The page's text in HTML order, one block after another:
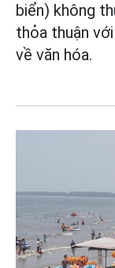
biển) không
thỏa thuận
về văn hóa.